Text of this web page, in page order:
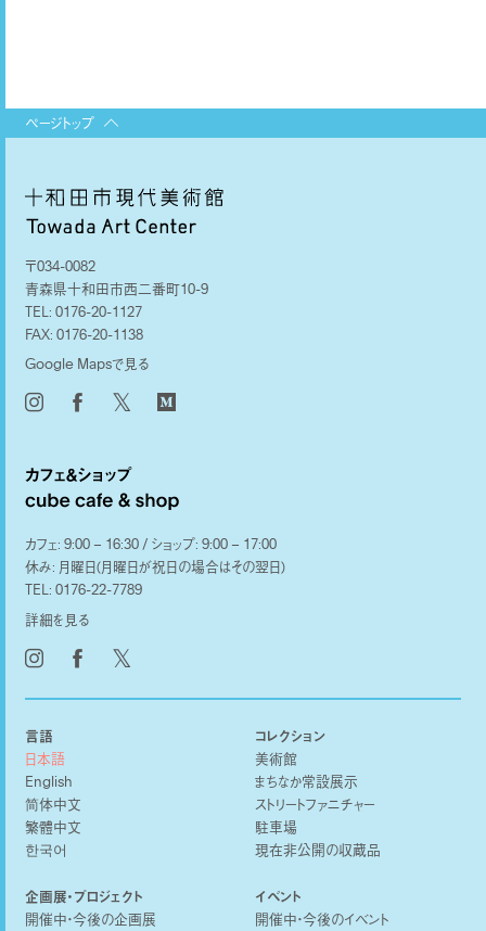
ページトップ
〒034-0082
青森県十和田市西二番町10-9
TEL: 0176-20-1127
FAX: 0176-20-1138
Google Mapsで見る
𝕏
カフェ: 9:00 – 16:30 / ショップ: 9:00 – 17:00
休み: 月曜日(月曜日が祝日の場合はその翌日)
TEL: 0176-22-7789
詳細を見る
𝕏
言語
日本語
English
简体中文
繁體中文
한국어
コレクション
美術館
まちなか常設展示
ストリートファニチャー
駐車場
現在非公開の収蔵品
企画展・プロジェクト
開催中・今後の企画展
イベント
開催中・今後のイベント